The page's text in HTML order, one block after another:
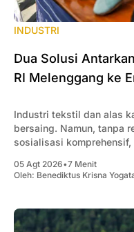
INDUSTRI
Dua Solusi
RI Melenggang ke
Industri tekstil dan alas
bersaing. Namun, tanpa
sosialisasi komprehensif,
05 Agt 2026•7 Menit
Oleh: Benediktus Krisna